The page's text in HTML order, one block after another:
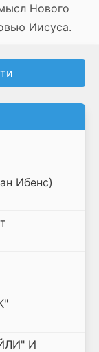
Нового
Иисуса.
Ибенс)
И